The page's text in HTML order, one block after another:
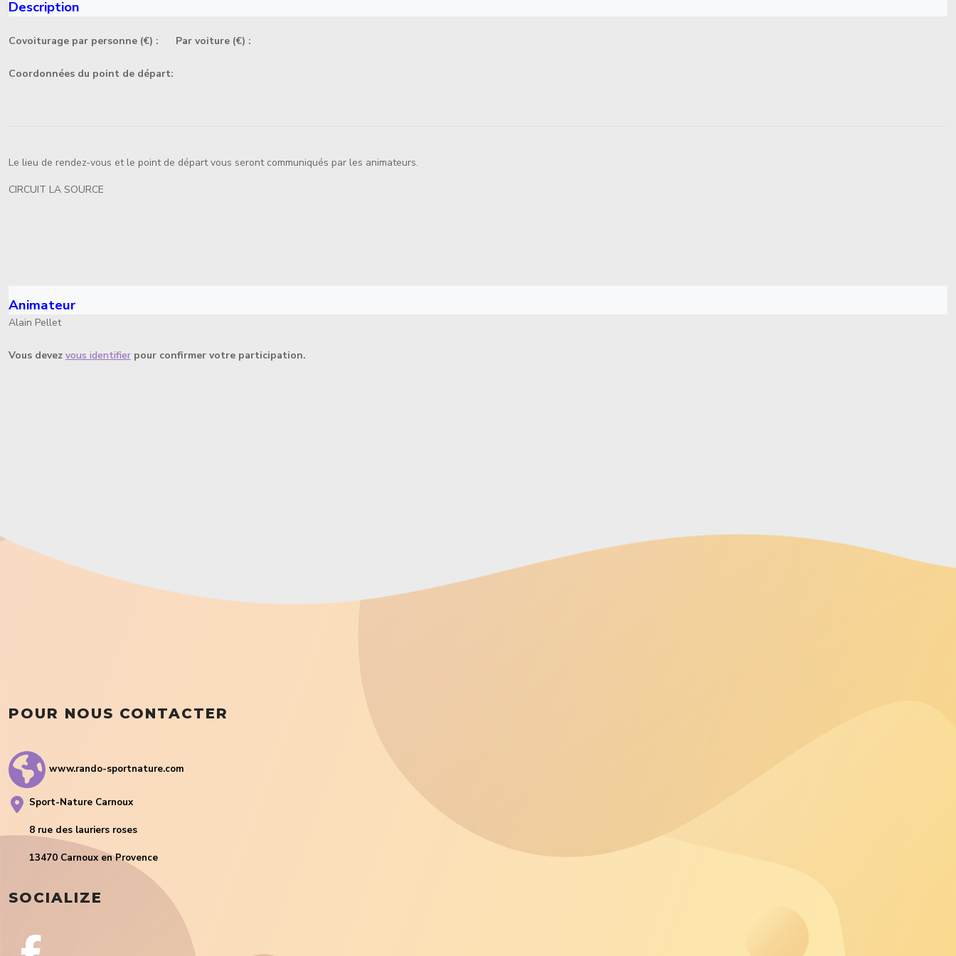
Description
Covoiturage par personne (€) : Par voiture (€) :
Coordonnées du point de départ:
Le lieu de rendez-vous et le point de départ vous seront communiqués par les animateurs.
CIRCUIT LA SOURCE
Animateur
Alain Pellet
Vous devez vous identifier pour confirmer votre participation.
POUR NOUS CONTACTER
www.rando-sportnature.com
Sport-Nature Carnoux
8 rue des lauriers roses
13470 Carnoux en Provence
SOCIALIZE